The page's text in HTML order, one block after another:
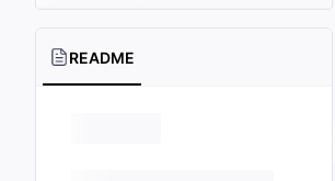
README